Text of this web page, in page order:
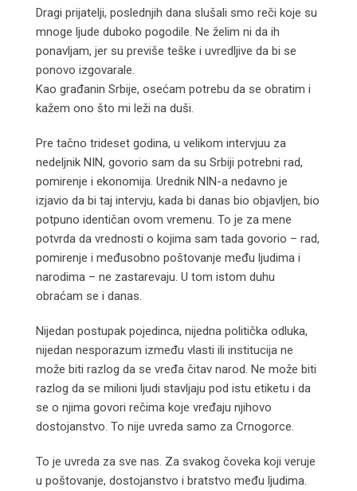
Dragi prijatelji, poslednjih dana slušali smo reči koje su
mnoge ljude duboko pogodile. Ne želim ni da ih
ponavljam, jer su previše teške i uvredljive da bi se
ponovo izgovarale.
Kao građanin Srbije, osećam potrebu da se obratim i
kažem ono što mi leži na duši.
Pre tačno trideset godina, u velikom intervjuu za
nedeljnik NIN, govorio sam da su Srbiji potrebni rad,
pomirenje i ekonomija. Urednik NIN-a nedavno je
izjavio da bi taj intervju, kada bi danas bio objavljen, bio
potpuno identičan ovom vremenu. To je za mene
potvrda da vrednosti o kojima sam tada govorio – rad,
pomirenje i međusobno poštovanje među ljudima i
narodima – ne zastarevaju. U tom istom duhu
obraćam se i danas.
Nijedan postupak pojedinca, nijedna politička odluka,
nijedan nesporazum između vlasti ili institucija ne
može biti razlog da se vređa čitav narod. Ne može biti
razlog da se milioni ljudi stavljaju pod istu etiketu i da
se o njima govori rečima koje vređaju njihovo
dostojanstvo. To nije uvreda samo za Crnogorce.
To je uvreda za sve nas. Za svakog čoveka koji veruje
u poštovanje, dostojanstvo i bratstvo među ljudima.